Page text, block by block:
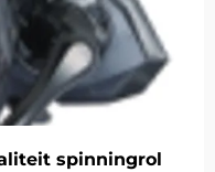
spinningrol